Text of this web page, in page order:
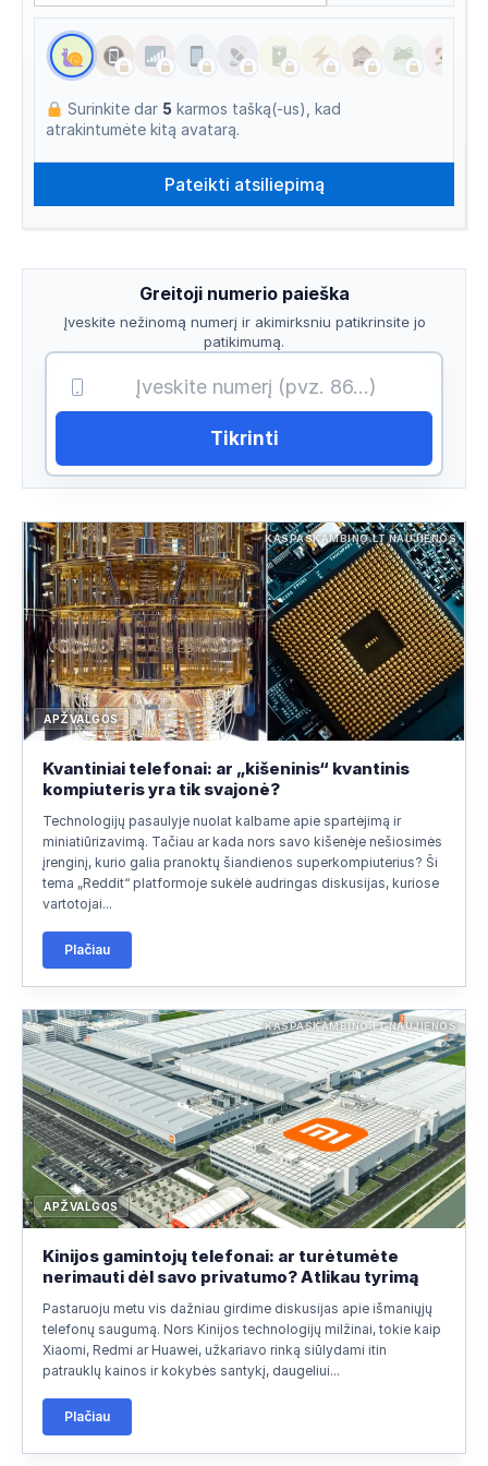
Surinkite dar 5 karmos tašką(-us), kad
atrakintumėte kitą avatarą.
Greitoji numerio paieška
Įveskite nežinomą numerį ir akimirksniu patikrinsite jo
patikimumą.
Tikrinti
KASPASKAMBINO.LT NAUJIENOS
APŽVALGOS
Kvantiniai telefonai: ar „kišeninis“ kvantinis
kompiuteris yra tik svajonė?
Technologijų pasaulyje nuolat kalbame apie spartėjimą ir
miniatiūrizavimą. Tačiau ar kada nors savo kišenėje nešiosimės
įrenginį, kurio galia pranoktų šiandienos superkompiuterius? Ši
tema „Reddit“ platformoje sukėlė audringas diskusijas, kuriose
vartotojai...
Plačiau
KASPASKAMBINO.LT NAUJIENOS
APŽVALGOS
Kinijos gamintojų telefonai: ar turėtumėte
nerimauti dėl savo privatumo? Atlikau tyrimą
Pastaruoju metu vis dažniau girdime diskusijas apie išmaniųjų
telefonų saugumą. Nors Kinijos technologijų milžinai, tokie kaip
Xiaomi, Redmi ar Huawei, užkariavo rinką siūlydami itin
patrauklų kainos ir kokybės santykį, daugeliui...
Plačiau